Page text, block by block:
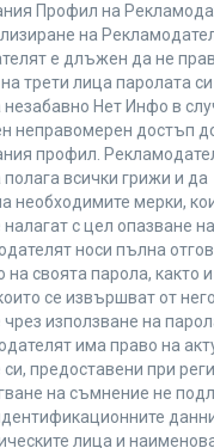
Профил на
на
е длъжен да не
трети лица паролата
Нет Инфо в
неправомерен достъп
профил.
всички грижи и да
необходимите мерки,
с цел опазване
носи пълна
на своята парола, както
се извършват от
използване на
има право на
предоставени при
на съмнение не
лица и